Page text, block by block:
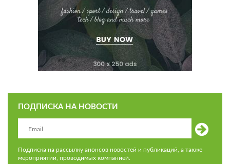
ПОДПИСКА НА НОВОСТИ
Подписка на рассылку анонсов новостей и публикаций, а также
мероприятий, проводимых компанией.